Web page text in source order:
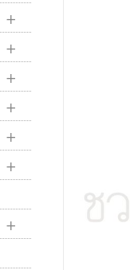
+
+
+
+
+
+
+